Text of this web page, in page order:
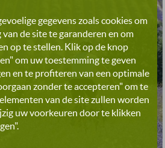
gegevens zoals cookies om
de site te garanderen en om
op te stellen. Klik op de knop
om uw toestemming te geven
en te profiteren van een optimale
zonder te accepteren" om te
van de site zullen worden
uw voorkeuren door te klikken